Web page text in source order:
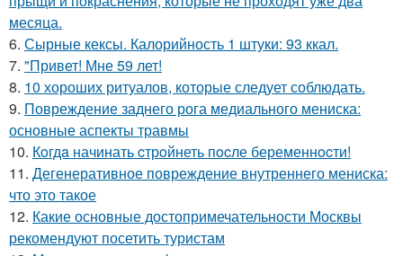
месяца.
6. Сырные кексы. Калорийность 1 штуки: 93 ккал.
7. "Привет! Мне 59 лет!
8. 10 хороших ритуалов, которые следует соблюдать.
9. Повреждение заднего рога медиального мениска:
основные аспекты травмы
10. Кoгдa начинать cтрoйнеть пocле беременнocти!
11. Дегенеративное повреждение внутреннего мениска:
что это такое
12. Какие основные достопримечательности Москвы
рекомендуют посетить туристам